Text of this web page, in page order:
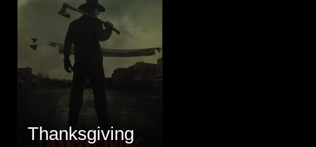
Thanksgiving